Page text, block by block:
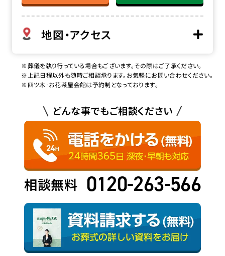
地図・アクセス
※葬儀を執り行っている場合もございます。その際はご了承ください。
※上記日程以外も随時ご相談承ります。お気軽にお問い合わせください。
※四ツ木･お花茶屋会館は予約制となっております。
どんな事でもご相談ください
相談無料 0120-263-566